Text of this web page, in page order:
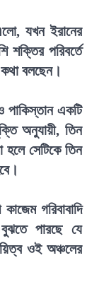
যখন ইরানের
শক্তির পরিবর্তে
বলছেন।
একটি
অনুযায়ী, তিন
হলে সেটিকে তিন
গরিবাবাদি
পারছে যে
ওই অঞ্চলের